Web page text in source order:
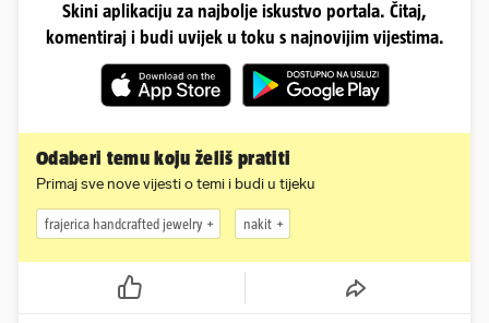
Skini aplikaciju za najbolje iskustvo portala. Čitaj,
komentiraj i budi uvijek u toku s najnovijim vijestima.
Odaberi temu koju želiš pratiti
Primaj sve nove vijesti o temi i budi u tijeku
frajerica handcrafted jewelry nakit